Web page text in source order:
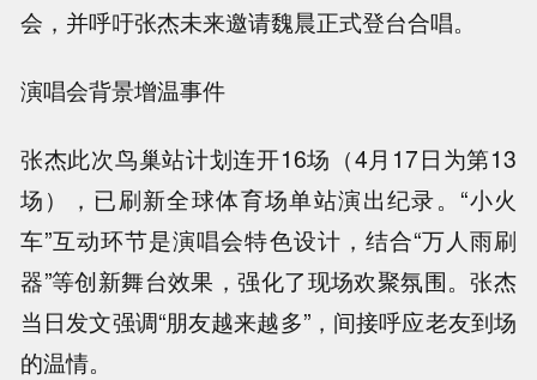
会，并呼吁张杰未来邀请魏晨正式登台合唱。
演唱会背景增温事件
张杰此次鸟巢站计划连开16场（4月17日为第13
场），已刷新全球体育场单站演出纪录。“小火
车”互动环节是演唱会特色设计，结合“万人雨刷
器”等创新舞台效果，强化了现场欢聚氛围。张杰
当日发文强调“朋友越来越多”，间接呼应老友到场
的温情。